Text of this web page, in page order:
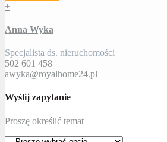
+
Anna Wyka
Specjalista ds. nieruchomości
502 601 458
awyka@royalhome24.pl
Wyślij zapytanie
Proszę określić temat